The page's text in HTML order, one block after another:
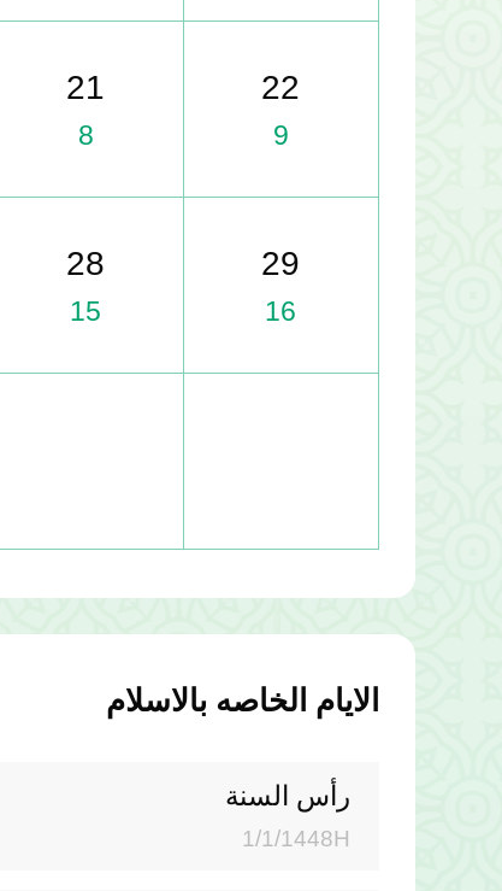
21
8
22
9
28
15
29
16
الايام الخاصه بالاسلام
رأس السنة
1/1/1448H